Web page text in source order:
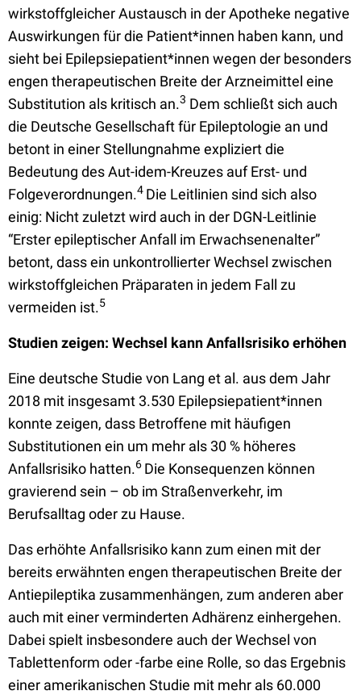
wirkstoffgleicher Austausch in der Apotheke negative
Auswirkungen für die Patient*innen haben kann, und
sieht bei Epilepsiepatient*innen wegen der besonders
engen therapeutischen Breite der Arzneimittel eine
Substitution als kritisch an.3 Dem schließt sich auch
die Deutsche Gesellschaft für Epileptologie an und
betont in einer Stellungnahme expliziert die
Bedeutung des Aut-idem-Kreuzes auf Erst- und
Folgeverordnungen.4 Die Leitlinien sind sich also
einig: Nicht zuletzt wird auch in der DGN-Leitlinie
“Erster epileptischer Anfall im Erwachsenenalter”
betont, dass ein unkontrollierter Wechsel zwischen
wirkstoffgleichen Präparaten in jedem Fall zu
vermeiden ist.5
Studien zeigen: Wechsel kann Anfallsrisiko erhöhen
Eine deutsche Studie von Lang et al. aus dem Jahr
2018 mit insgesamt 3.530 Epilepsiepatient*innen
konnte zeigen, dass Betroffene mit häufigen
Substitutionen ein um mehr als 30 % höheres
Anfallsrisiko hatten.6 Die Konsequenzen können
gravierend sein – ob im Straßenverkehr, im
Berufsalltag oder zu Hause.
Das erhöhte Anfallsrisiko kann zum einen mit der
bereits erwähnten engen therapeutischen Breite der
Antiepileptika zusammenhängen, zum anderen aber
auch mit einer verminderten Adhärenz einhergehen.
Dabei spielt insbesondere auch der Wechsel von
Tablettenform oder -farbe eine Rolle, so das Ergebnis
einer amerikanischen Studie mit mehr als 60.000